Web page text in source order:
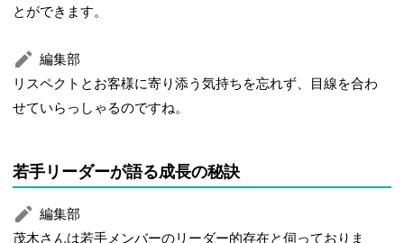
とができます。
編集部
リスペクトとお客様に寄り添う気持ちを忘れず、目線を合わ
せていらっしゃるのですね。
若手リーダーが語る成長の秘訣
編集部
茂木さんは若手メンバーのリーダー的存在と伺っておりま